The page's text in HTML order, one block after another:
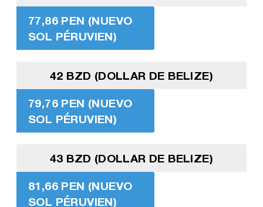
77,86 PEN (NUEVO
SOL PÉRUVIEN)
42 BZD (DOLLAR DE BELIZE)
79,76 PEN (NUEVO
SOL PÉRUVIEN)
43 BZD (DOLLAR DE BELIZE)
81,66 PEN (NUEVO
SOL PÉRUVIEN)